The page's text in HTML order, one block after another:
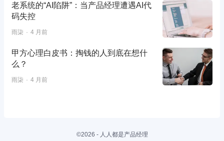
老系统的“AI陷阱”：当产品经理遭遇AI代
码失控
雨柒 4 月前
甲方心理白皮书：掏钱的人到底在想什
么？
雨柒 4 月前
©2026 - 人人都是产品经理